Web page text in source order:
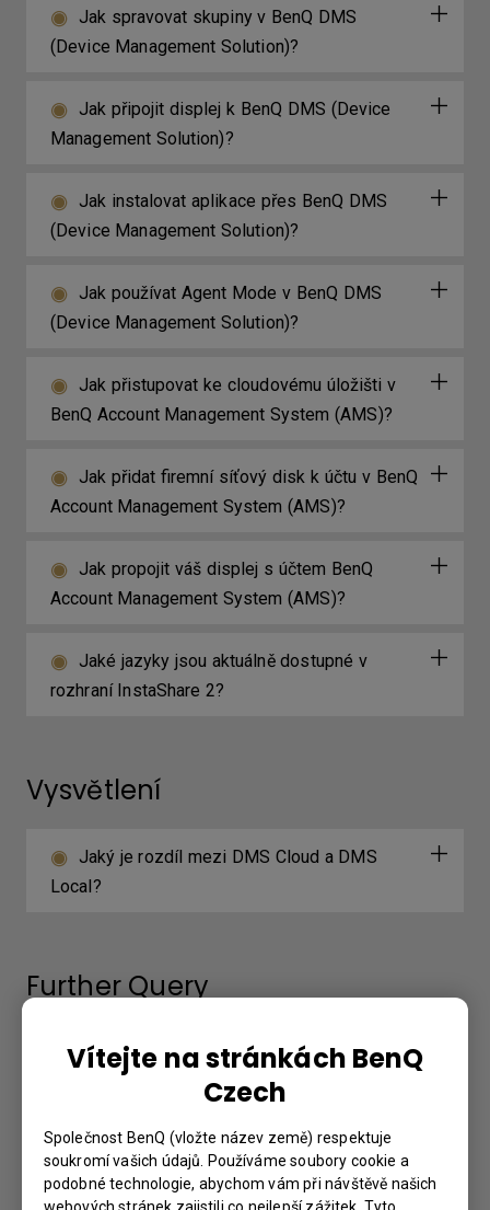
Vítejte na stránkách BenQ
Czech
Společnost BenQ (vložte název země) respektuje
soukromí vašich údajů. Používáme soubory cookie a
podobné technologie, abychom vám při návštěvě našich
Jak spravovat skupiny v BenQ DMS
(Device Management Solution)?
Jak připojit displej k BenQ DMS (Device
Management Solution)?
Jak instalovat aplikace přes BenQ DMS
(Device Management Solution)?
Jak používat Agent Mode v BenQ DMS
(Device Management Solution)?
Jak přistupovat ke cloudovému úložišti v
BenQ Account Management System (AMS)?
Jak přidat firemní síťový disk k účtu v BenQ
Account Management System (AMS)?
Jak propojit váš displej s účtem BenQ
Account Management System (AMS)?
Jaké jazyky jsou aktuálně dostupné v
rozhraní InstaShare 2?
Vysvětlení
Jaký je rozdíl mezi DMS Cloud a DMS
Local?
Further Query
Proč se na zařízení nezobrazuje „Display
ID“ (ID displeje)?
Proč nemohu promítat obrazovku z
notebooku pomocí InstaShare2 Miracast P2P?